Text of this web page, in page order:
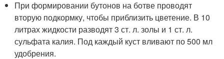
При формировании бутонов на ботве проводят
вторую подкормку, чтобы приблизить цветение. В 10
литрах жидкости разводят 3 ст. л. золы и 1 ст. л.
сульфата калия. Под каждый куст вливают по 500 мл
удобрения.